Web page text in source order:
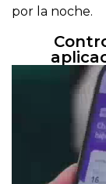
por la noche.